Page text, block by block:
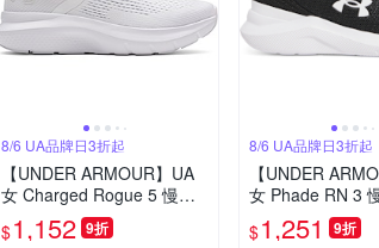
8/6 UA品牌日3折起
【UNDER ARMOUR】UA
女 Charged Rogue 5 慢跑
鞋_3028262-100
$1,152 9折
8/6 UA品牌日3折起
【UNDER
女 Phade RN 3
8259-001
$1,251 9折